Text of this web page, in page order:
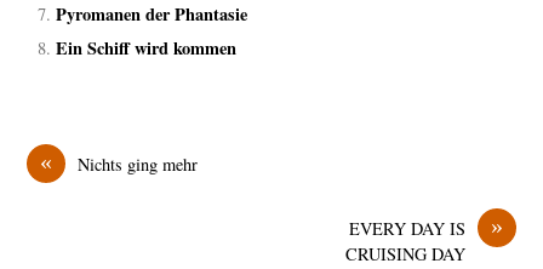
Pyromanen der Phantasie
Ein Schiff wird kommen
« Nichts ging mehr
»
EVERY DAY IS
CRUISING DAY